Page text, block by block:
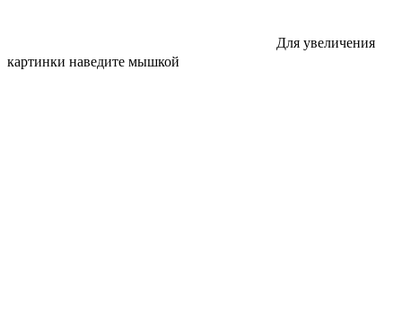
Для увеличения
картинки наведите мышкой